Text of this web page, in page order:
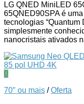
LG QNED MiniLED
65QNED90SPA é
tecnologias “Quantum
simplesmente
nanocristais ativados
0
70″ ou mais /Oferta